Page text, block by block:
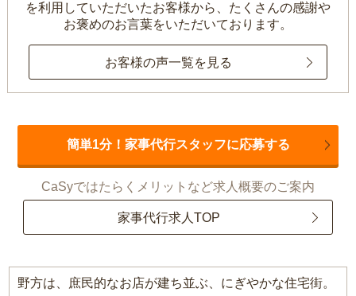
を利用していただいたお客様から、 たくさんの感謝や
お褒めのお言葉をいただいております。
お客様の声一覧を見る
簡単1分！家事代行スタッフに応募する
CaSyではたらくメリットなど求人概要のご案内
家事代行求人TOP
野方は、庶民的なお店が建ち並ぶ、にぎやかな住宅街。